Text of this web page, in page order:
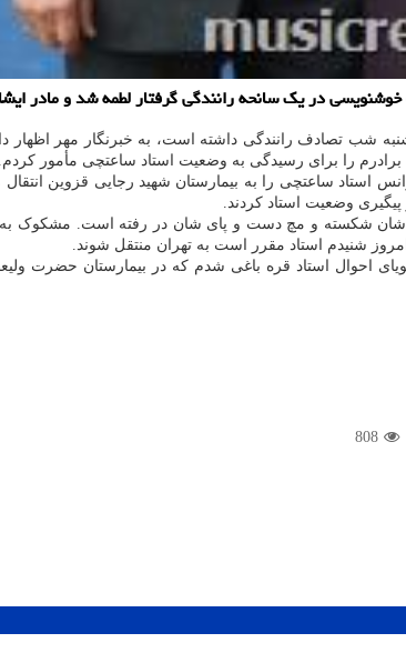
در یک سانحه رانندگی گرفتار لطمه شد و مادر
را برای رسیدگی به وضعیت استاد ساعتچی مأمور کردم.
وضعیت استاد کردند.
وضعیت عمومی اکبر ساعتچی نیز بیان کرد: استاد ساعتچی وضعیت عمومی خوبی دارند. ۲ دنده شان شکسته و
شنیدم استاد مقرر است به تهران منتقل شوند.
احوال استاد قره باغی شدم که در بیمارستان حضرت
808